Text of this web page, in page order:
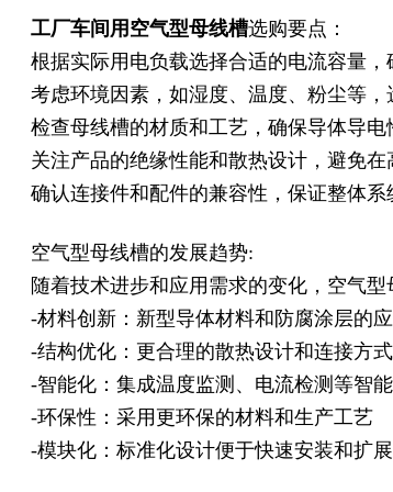
工厂车间用空气型母线槽选购要点：
根据实际用电负载选择合适的电流容量，
考虑环境因素，如湿度、温度、粉尘等，
检查母线槽的材质和工艺，确保导体导电
关注产品的绝缘性能和散热设计，避免在
确认连接件和配件的兼容性，保证整体系
空气型母线槽的发展趋势:
随着技术进步和应用需求的变化，空气型
-材料创新：新型导体材料和防腐涂层的
-结构优化：更合理的散热设计和连接方式
-智能化：集成温度监测、电流检测等智
-环保性：采用更环保的材料和生产工艺
-模块化：标准化设计便于快速安装和扩展